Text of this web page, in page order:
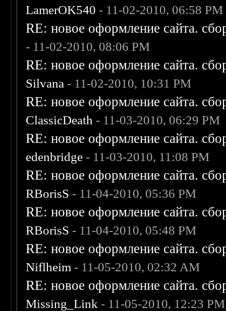
LamerOK540 - 11-02-2010, 06:58 PM
RE: новое оформление сайта.
- 11-02-2010, 08:06 PM
RE: новое оформление сайта.
Silvana - 11-02-2010, 10:31 PM
RE: новое оформление сайта.
ClassicDeath - 11-03-2010, 06:29 PM
RE: новое оформление сайта.
edenbridge - 11-03-2010, 11:08 PM
RE: новое оформление сайта.
RBorisS - 11-04-2010, 05:36 PM
RE: новое оформление сайта.
RBorisS - 11-04-2010, 05:48 PM
RE: новое оформление сайта.
Niflheim - 11-05-2010, 02:32 AM
RE: новое оформление сайта.
Missing_Link - 11-05-2010, 12:23 PM